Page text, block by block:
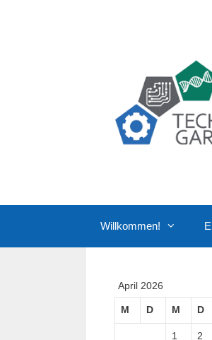
Willkommen!
April 2026
M D M D
1 2